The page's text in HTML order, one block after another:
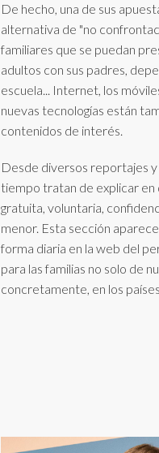
De hecho, una de sus
alternativa de "no
familiares que se puedan
adultos con sus padres,
escuela... Internet, los
nuevas tecnologías están
contenidos de interés.
Desde diversos reportajes
tiempo tratan de explicar
gratuita, voluntaria,
menor. Esta sección
forma diaria en la web del
para las familias no solo de
concretamente, en los